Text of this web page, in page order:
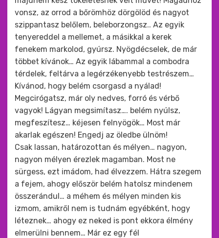
vonsz, az orrod a bőrömhöz dörgölöd és nagyot
szippantasz belőlem, beleborzongsz.. Az egyik
tenyereddel a mellemet, a másikkal a kerek
fenekem markolod, gyúrsz. Nyögdécselek, de már
többet kívánok… Az egyik lábammal a combodra
térdelek, feltárva a legérzékenyebb testrészem…
Kívánod, hogy belém csorgasd a nyálad!
Megcirógatsz, már oly nedves, forró és vérbő
vagyok! Lágyan megsimítasz…. belém nyúlsz,
megfeszítesz… kéjesen felnyögök… Most már
akarlak egészen! Engedj az öledbe ülnöm!
Csak lassan, határozottan és mélyen… nagyon,
nagyon mélyen érezlek magamban. Most ne
sürgess, ezt imádom, had élvezzem. Hátra szegem
a fejem, ahogy először belém hatolsz mindenem
összerándul… a méhem és mélyen minden kis
izmom, amikről nem is tudnám egyébként, hogy
léteznek… ahogy ez neked is pont ekkora élmény
elmerülni bennem… Már ez egy fél